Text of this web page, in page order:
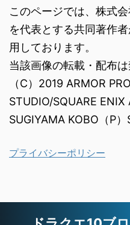
このページでは、株式
を代表とする共同著作
用しております。
当該画像の転載・配布は
（C）2019 ARMOR
STUDIO/SQUARE ENIX
SUGIYAMA KOBO（P
プライバシーポリシー